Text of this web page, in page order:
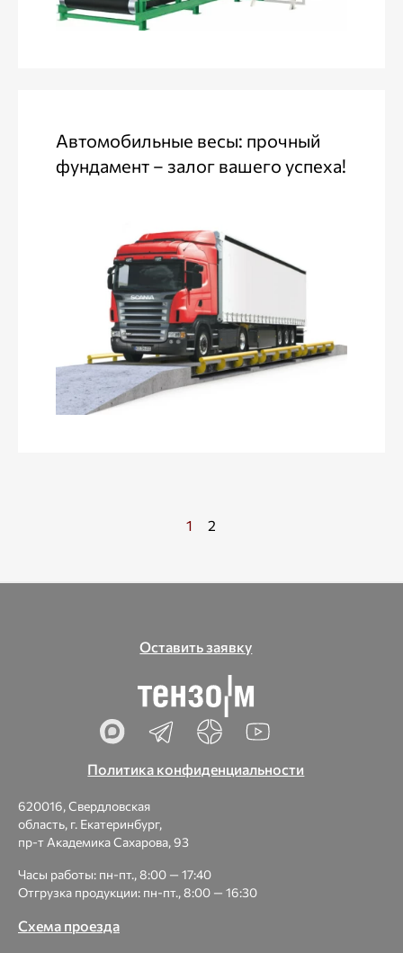
Автомобильные весы: прочный
фундамент – залог вашего успеха!
1 2
Оставить заявку
Политика конфиденциальности
620016, Свердловская
область, г. Екатеринбург,
пр-т Академика Сахарова, 93
Часы работы: пн-пт., 8:00 — 17:40
Отгрузка продукции: пн-пт., 8:00 — 16:30
Схема проезда